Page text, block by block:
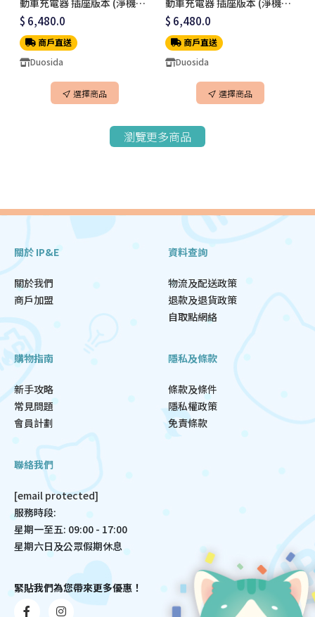
動車充電器 插座版本 (淨機價
不連安裝)
$ 6,480.0
商戶直送
Duosida
選擇商品
動車充電器 插座版本 (淨機價
不連安裝)
$ 6,480.0
商戶直送
Duosida
選擇商品
瀏覽更多商品
關於 IP&E
關於我們
商戶加盟
資料查詢
物流及配送政策
退款及退貨政策
自取點網絡
購物指南
新手攻略
常見問題
會員計劃
隱私及條款
條款及條件
隱私權政策
免責條款
聯絡我們
[email protected]
服務時段:
星期一至五: 09:00 - 17:00
星期六日及公眾假期休息
緊貼我們為您帶來更多優惠！